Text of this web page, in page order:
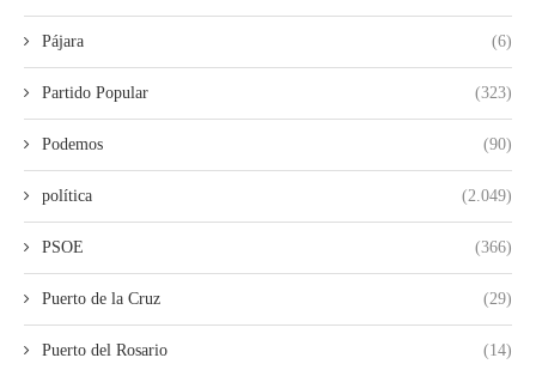
Pájara (6)
Partido Popular (323)
Podemos (90)
política (2.049)
PSOE (366)
Puerto de la Cruz (29)
Puerto del Rosario (14)